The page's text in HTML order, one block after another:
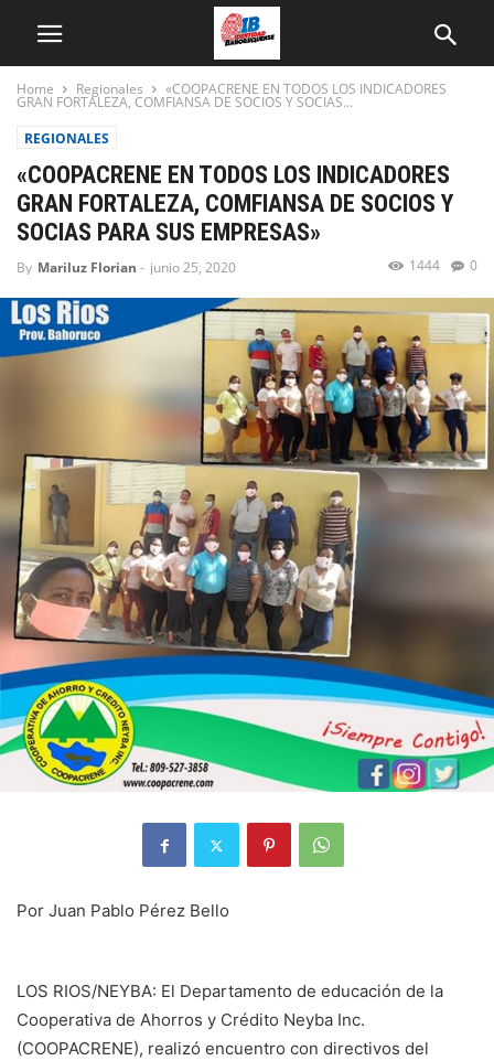
Home Regionales «COOPACRENE EN TODOS LOS INDICADORES
GRAN FORTALEZA, COMFIANSA DE SOCIOS Y SOCIAS...
REGIONALES
«COOPACRENE EN TODOS LOS INDICADORES
GRAN FORTALEZA, COMFIANSA DE SOCIOS Y
SOCIAS PARA SUS EMPRESAS»
By Mariluz Florian - junio 25, 2020 0
1444
Por Juan Pablo Pérez Bello
LOS RIOS/NEYBA: El Departamento de educación de la
Cooperativa de Ahorros y Crédito Neyba Inc.
(COOPACRENE), realizó encuentro con directivos del